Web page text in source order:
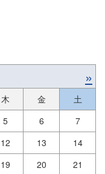
»
木 金
土
5 6
7
12 13
14
19 20
21